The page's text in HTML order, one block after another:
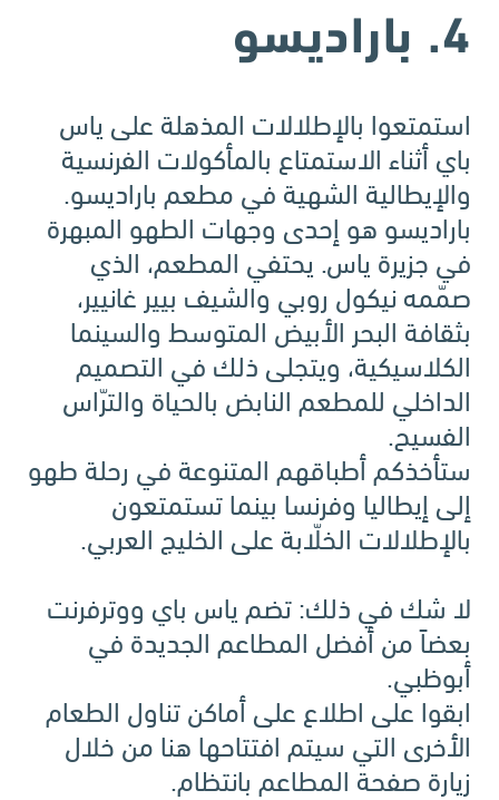
4. باراديسو
استمتعوا بالإطلالات المذهلة على ياس
باي أثناء الاستمتاع بالمأكولات الفرنسية
والإيطالية الشهية في مطعم باراديسو.
باراديسو هو إحدى وجهات الطهو المبهرة
في جزيرة ياس. يحتفي المطعم، الذي
صمّمه نيكول روبي والشيف بيير غانيير،
بثقافة البحر الأبيض المتوسط والسينما
الكلاسيكية، ويتجلى ذلك في التصميم
الداخلي للمطعم النابض بالحياة والترّاس
الفسيح.
ستأخذكم أطباقهم المتنوعة في رحلة طهو
إلى إيطاليا وفرنسا بينما تستمتعون
بالإطلالات الخلّابة على الخليج العربي.
لا شك في ذلك: تضم ياس باي ووترفرنت
بعضاً من أفضل المطاعم الجديدة في
أبوظبي.
ابقوا على اطلاع على أماكن تناول الطعام
الأخرى التي سيتم افتتاحها هنا من خلال
زيارة صفحة المطاعم بانتظام.